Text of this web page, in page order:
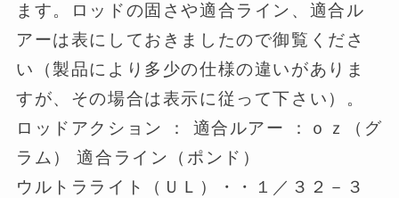
ます。ロッドの固さや適合ライン、適合ル
アーは表にしておきましたので御覧くださ
い（製品により多少の仕様の違いがありま
すが、その場合は表示に従って下さい）。
ロッドアクション ： 適合ルアー ：ｏｚ（グ
ラム） 適合ライン（ポンド）
ウルトラライト（ＵＬ）・・１／３２－３